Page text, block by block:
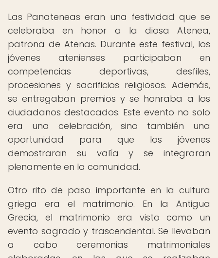
Las Panateneas eran una festividad que se
celebraba en honor a la diosa Atenea,
patrona de Atenas. Durante este festival, los
jóvenes atenienses participaban en
competencias deportivas, desfiles,
procesiones y sacrificios religiosos. Además,
se entregaban premios y se honraba a los
ciudadanos destacados. Este evento no solo
era una celebración, sino también una
oportunidad para que los jóvenes
demostraran su valía y se integraran
plenamente en la comunidad.
Otro rito de paso importante en la cultura
griega era el matrimonio. En la Antigua
Grecia, el matrimonio era visto como un
evento sagrado y trascendental. Se llevaban
a cabo ceremonias matrimoniales